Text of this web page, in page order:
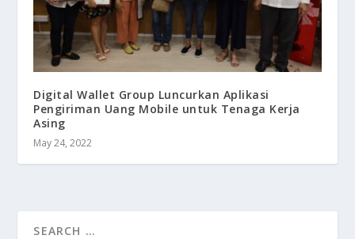
Digital Wallet Group Luncurkan Aplikasi
Pengiriman Uang Mobile untuk Tenaga Kerja
Asing
May 24, 2022